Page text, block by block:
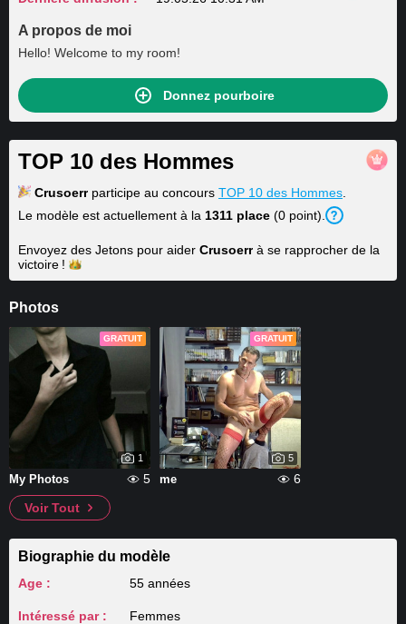
A propos de moi
Hello! Welcome to my room!
Donnez pourboire
TOP 10 des Hommes
Crusoerr participe au concours TOP 10 des Hommes
Le modèle est actuellement à la 1311 place (0 point).
Envoyez des Jetons pour aider Crusoerr à se rapprocher de la
victoire !
Photos
GRATUIT
1
My Photos 5
GRATUIT
5
me
6
Voir Tout
Biographie du modèle
Age : 55 années
Intéressé par : Femmes